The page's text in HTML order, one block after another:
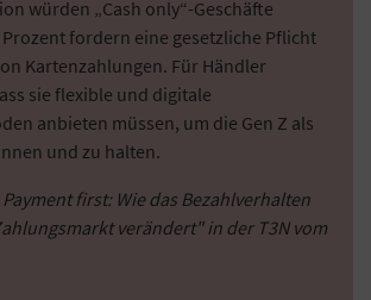
würden „Cash only“-Geschäfte
fordern eine gesetzliche Pflicht
Kartenzahlungen. Für Händler
sie flexible und digitale
anbieten müssen, um die Gen Z als
und zu halten.
first: Wie das Bezahlverhalten
verändert" in der T3N vom